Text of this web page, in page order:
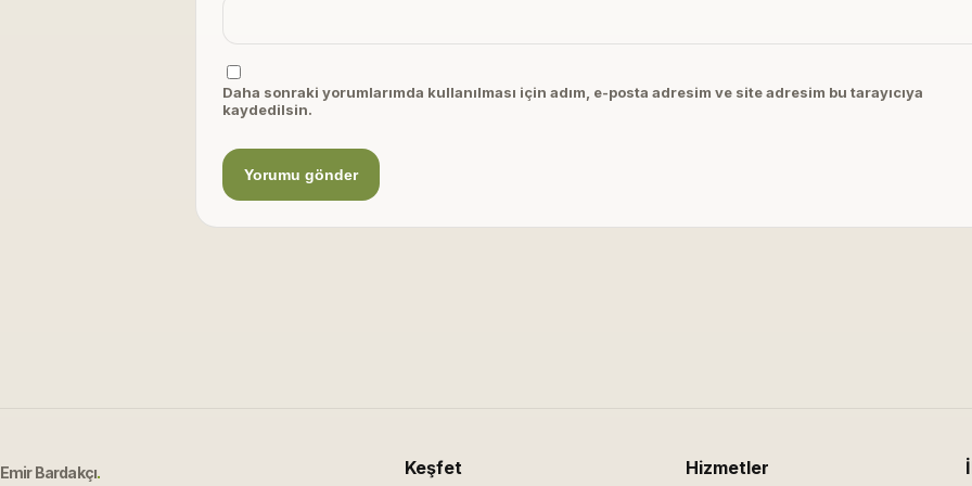
Daha sonraki yorumlarımda kullanılması için adım, e-posta adresim ve site adresim bu tarayıcıya
kaydedilsin.
Emir Bardakçı. Keşfet Hizmetler